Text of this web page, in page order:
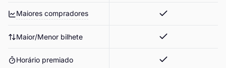
Maiores compradores
Maior/Menor bilhete
Horário premiado